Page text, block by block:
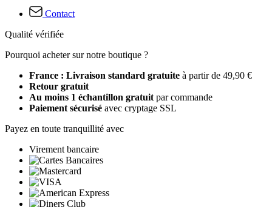
Contact
Qualité vérifiée
Pourquoi acheter sur notre boutique ?
France : Livraison standard gratuite à partir de 49,90 €
Retour gratuit
Au moins 1 échantillon gratuit par commande
Paiement sécurisé avec cryptage SSL
Payez en toute tranquillité avec
Virement bancaire